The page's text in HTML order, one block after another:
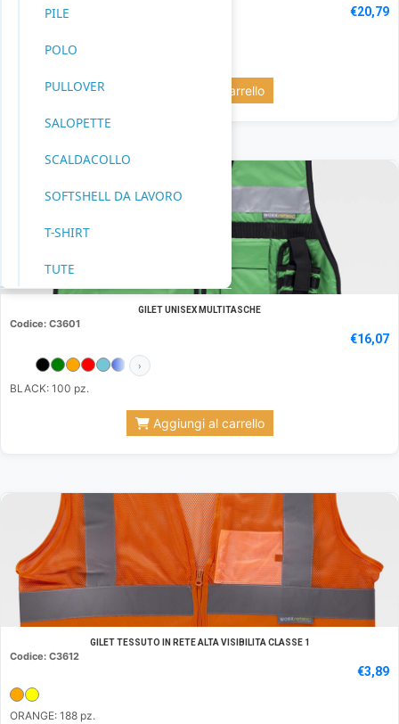
PILE
POLO
PULLOVER
SALOPETTE
SCALDACOLLO
SOFTSHELL DA LAVORO
T-SHIRT
TUTE
€20,79
ORANGE: 50 pz.
Aggiungi al carrello
GILET UNISEX MULTITASCHE
Codice: C3601
€16,07
›
BLACK: 100 pz.
Aggiungi al carrello
GILET TESSUTO IN RETE ALTA VISIBILITA CLASSE 1
Codice: C3612
€3,89
ORANGE: 188 pz.